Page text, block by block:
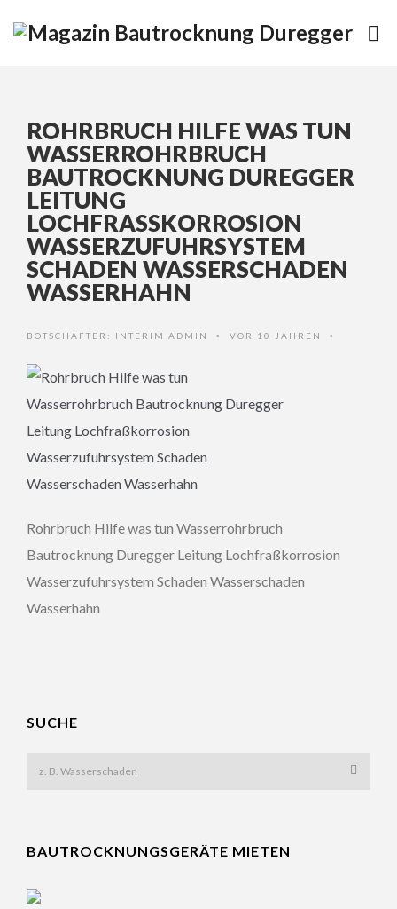
ROHRBRUCH HILFE WAS TUN
WASSERROHRBRUCH
BAUTROCKNUNG DUREGGER
LEITUNG
LOCHFRASSKORROSION W
ASSERZUFUHRSYSTEM S
CHADEN WASSERSCHADEN W
ASSERHAHN
BOTSCHAFTER: INTERIM ADMIN • VOR 10 JAHREN •
Rohrbruch Hilfe was tun Wasserrohrbruch
Bautrocknung Duregger Leitung Lochfraßkorrosion
Wasserzufuhrsystem Schaden Wasserschaden
Wasserhahn
SUCHE
BAUTROCKNUNGSGERÄTE MIETEN